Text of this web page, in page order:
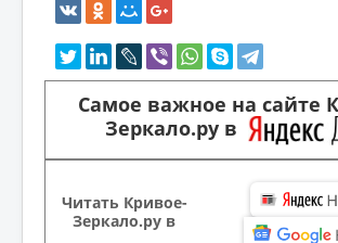
Самое важное на сайте
Зеркало.ру в
Читать Кривое-
Зеркало.ру в